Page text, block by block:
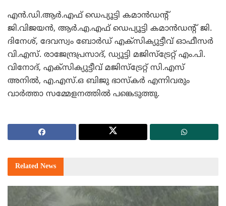
എന്‍.ഡി.ആര്‍.എഫ് ഡെപ്യൂട്ടി കമാന്‍ഡന്റ്
ജി.വിജയന്‍, ആര്‍.എ.എഫ് ഡെപ്യൂട്ടി കമാന്‍ഡന്റ് ജി.
ദിനേശ്, ദേവസ്വം ബോര്‍ഡ് എക്‌സിക്യുട്ടീവ് ഓഫീസര്‍
വി.എസ്. രാജേന്ദ്രപ്രസാദ്, ഡ്യൂട്ടി മജിസ്‌ട്രേറ്റ് എം.പി.
വിനോദ്, എക്‌സിക്യുട്ടീവ് മജിസ്‌ട്രേറ്റ് സി.എസ്
അനില്‍, എ.എസ്.ഒ ബിജു ഭാസ്‌കര്‍ എന്നിവരും
വാര്‍ത്താ സമ്മേളനത്തില്‍ പങ്കെടുത്തു.
Related News